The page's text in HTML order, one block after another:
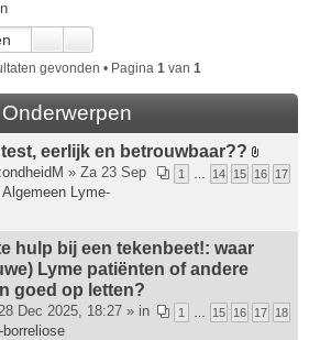
gevonden • Pagina 1 van 1
Onderwerpen
test, eerlijk en betrouwbaar??
B
i
(
n
1 … 14 15 16 17
» Za 23 Sep
Algemeen Lyme-
hulp bij een tekenbeet!: waar
Lyme patiënten of andere
goed op letten?
1 … 15 16 17 18
Dec 2025, 18:27 » in